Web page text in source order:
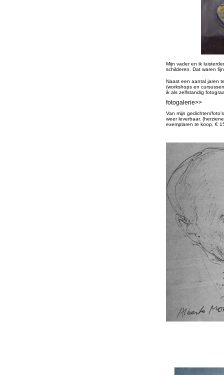
Mijn vader en ik
schilderen. Dat waren
Naast een aantal jaren
(workshops en
ik als zelfstandig
fotogalerie>>
Van mijn gedichten/
weer leverbaar.
exemplaren te koop, €